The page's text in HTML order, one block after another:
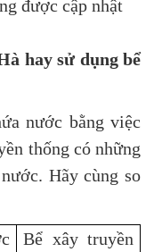
được cập nhật
hay sử dụng bể
nước bằng việc
thống có những
Hãy cùng so
Bể xây truyền